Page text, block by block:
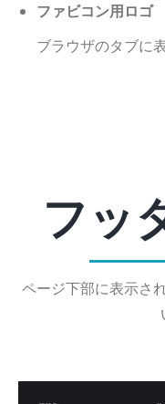
ファビコン用ロゴ
ブラウザのタブに
フッ
ページ下部に表示さ